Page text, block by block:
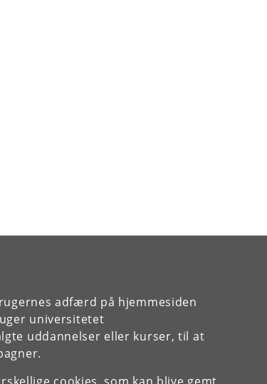
adfærd på hjemmesiden
universitetet
uddannelser eller kurser, til at